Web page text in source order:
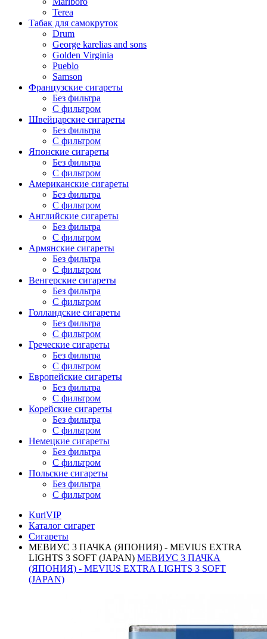
Terea
Табак для самокруток
Drum
George karelias and sons
Golden Virginia
Pueblo
Samson
Французские сигареты
Без фильтра
С фильтром
Швейцарские сигареты
Без фильтра
С фильтром
Японские сигареты
Без фильтра
С фильтром
Американские сигареты
Без фильтра
С фильтром
Английские сигареты
Без фильтра
С фильтром
Армянские сигареты
Без фильтра
С фильтром
Венгерские сигареты
Без фильтра
С фильтром
Голландские сигареты
Без фильтра
С фильтром
Греческие сигареты
Без фильтра
С фильтром
Европейские сигареты
Без фильтра
С фильтром
Корейские сигареты
Без фильтра
С фильтром
Немецкие сигареты
Без фильтра
С фильтром
Польские сигареты
Без фильтра
С фильтром
KuriVIP
Каталог сигарет
Сигареты
МЕВИУС 3 ПАЧКА (ЯПОНИЯ) - MEVIUS EXTRA
LIGHTS 3 SOFT (JAPAN) МЕВИУС 3 ПАЧКА
(ЯПОНИЯ) - MEVIUS EXTRA LIGHTS 3 SOFT
(JAPAN)